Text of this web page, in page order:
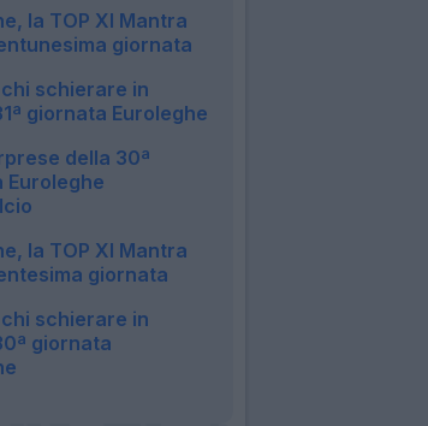
la TOP XI Mantra
giornata
schierare in
giornata Euroleghe
della 30ª
Euroleghe
la TOP XI Mantra
giornata
schierare in
giornata